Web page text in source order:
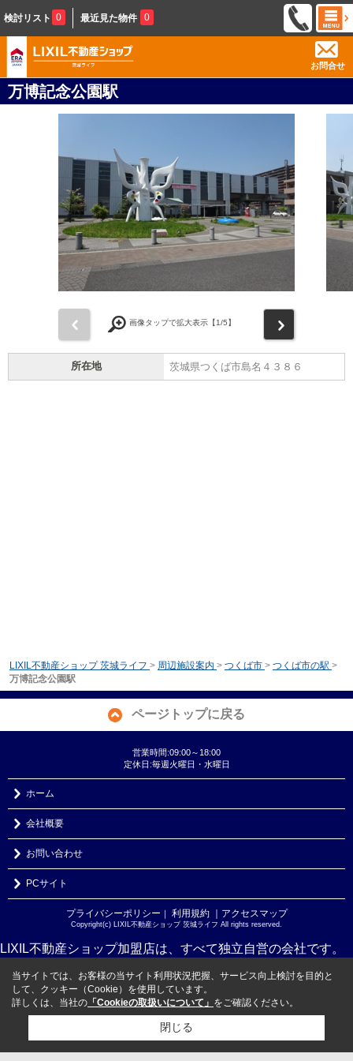
検討リスト 0 最近見た物件 0
お問合せ
万博記念公園駅
画像タップで拡大表示【1/5】
所在地 茨城県つくば市島名４３８６
LIXIL不動産ショップ 茨城ライフ > 周辺施設案内 > つくば市 > つくば市の駅 >
万博記念公園駅
ページトップに戻る
営業時間:09:00～18:00
定休日:毎週火曜日・水曜日
ホーム
会社概要
お問い合わせ
PCサイト
プライバシーポリシー ｜ 利用規約 ｜アクセスマップ
Copyright(c) LIXIL不動産ショップ 茨城ライフ All rights reserved.
LIXIL不動産ショップ加盟店は、すべて独立自営の会社です。
当サイトでは、お客様の当サイト利用状況把握、サービス向上検討を目的と
して、クッキー（Cookie）を使用しています。
詳しくは、当社の 「Cookieの取扱いについて」 をご確認ください。
閉じる